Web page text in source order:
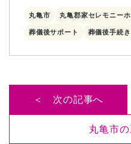
丸亀市 丸亀郡家セレモニー
葬儀後サポート 葬儀後手続き
＜ 次の記事へ
丸亀市